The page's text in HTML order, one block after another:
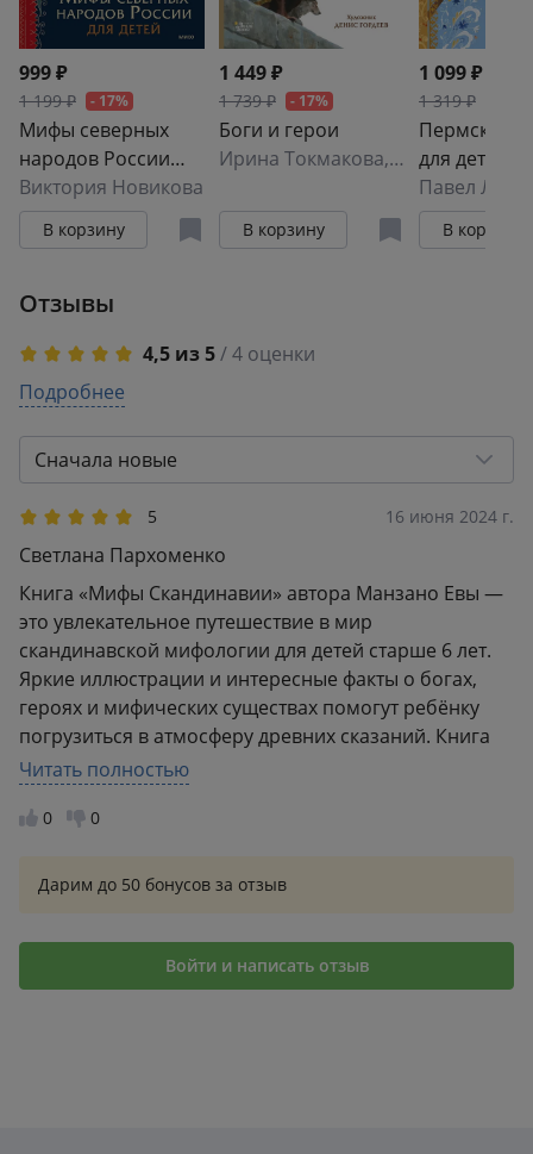
999 ₽
1 199 ₽ - 17%
Мифы северных
народов России
для детей
Виктория Новикова
В корзину
1 449 ₽
1 739 ₽ - 17%
Боги и герои
Ирина Токмакова, Вера Маркова
В корзину
1 099 ₽
1 319 ₽
Пермские
для детей
Павел
В корзину
Отзывы
4,5 из 5/ 4 оценки
5
2
0
1
Подробнее
Сначала новые
5 16 июня 2024 г.
Светлана Пархоменко
Книга «Мифы Скандинавии» автора Манзано Евы —
это увлекательное путешествие в мир
скандинавской мифологии для детей старше 6 лет.
Яркие иллюстрации и интересные факты о богах,
героях и мифических существах помогут ребёнку
погрузиться в атмосферу древних сказаний. Книга
будет интересна как любителям скандинавской
культуры, так и тем, кто только начинает
знакомиться с мифами и легендами.
Читать полностью
0 0
Дарим до 50 бонусов за отзыв
Войти и написать отзыв